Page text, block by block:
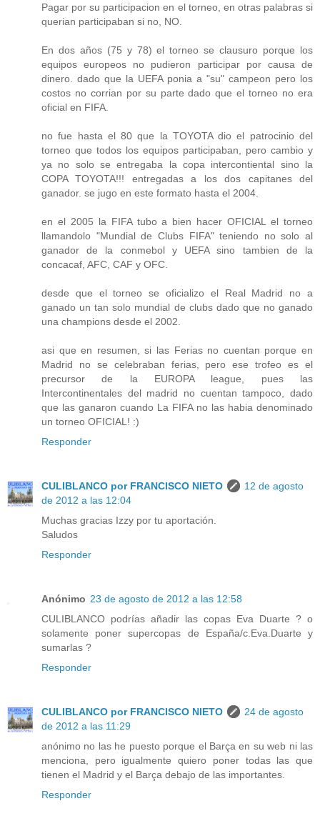
Pagar por su participacion en el torneo, en otras palabras si
querian participaban si no, NO.
En dos años (75 y 78) el torneo se clausuro porque los
equipos europeos no pudieron participar por causa de
dinero. dado que la UEFA ponia a "su" campeon pero los
costos no corrian por su parte dado que el torneo no era
oficial en FIFA.
no fue hasta el 80 que la TOYOTA dio el patrocinio del
torneo que todos los equipos participaban, pero cambio y
ya no solo se entregaba la copa intercontiental sino la
COPA TOYOTA!!! entregadas a los dos capitanes del
ganador. se jugo en este formato hasta el 2004.
en el 2005 la FIFA tubo a bien hacer OFICIAL el torneo
llamandolo "Mundial de Clubs FIFA" teniendo no solo al
ganador de la conmebol y UEFA sino tambien de la
concacaf, AFC, CAF y OFC.
desde que el torneo se oficializo el Real Madrid no a
ganado un tan solo mundial de clubs dado que no ganado
una champions desde el 2002.
asi que en resumen, si las Ferias no cuentan porque en
Madrid no se celebraban ferias, pero ese trofeo es el
precursor de la EUROPA league, pues las
Intercontinentales del madrid no cuentan tampoco, dado
que las ganaron cuando La FIFA no las habia denominado
un torneo OFICIAL! :)
Responder
CULIBLANCO por FRANCISCO NIETO
12 de agosto
de 2012 a las 12:04
Muchas gracias Izzy por tu aportación.
Saludos
Responder
Anónimo 23 de agosto de 2012 a las 12:58
CULIBLANCO podrías añadir las copas Eva Duarte ? o
solamente poner supercopas de España/c.Eva.Duarte y
sumarlas ?
Responder
CULIBLANCO por FRANCISCO NIETO
24 de agosto
de 2012 a las 11:29
anónimo no las he puesto porque el Barça en su web ni las
menciona, pero igualmente quiero poner todas las que
tienen el Madrid y el Barça debajo de las importantes.
Responder